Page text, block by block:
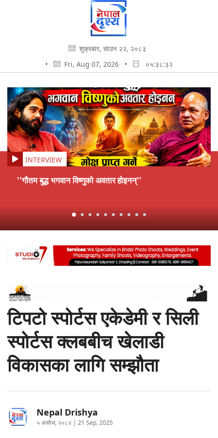
शुक्रबार, साउन २२, २०८३
•
Fri, Aug 07, 2026 • ०५:३८:३३
INTERVIEW
''गौतम बुद्ध भगवान विष्णुको अवतार होइनन्''
टिपटो स्पोर्टस एकेडेमी र सिली
स्पोर्टस क्लबबीच खेलाडी
विकासका लागि सम्झौता
Nepal Drishya
५ असोज, २०८२ | 21 Sep, 2025